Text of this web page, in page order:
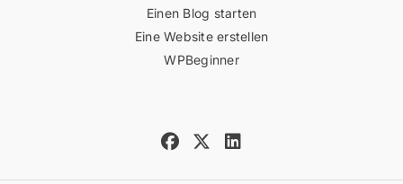
Einen Blog starten
Eine Website erstellen
WPBeginner